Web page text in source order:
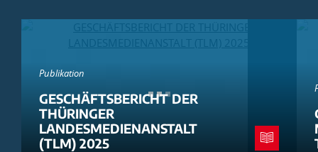
Publikation
GESCHÄFTSBERICHT DER
THÜRINGER
LANDESMEDIENANSTALT
(TLM) 2025